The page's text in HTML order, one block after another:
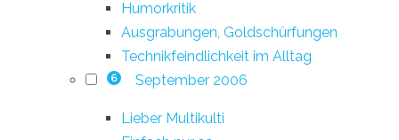
Humorkritik
Ausgrabungen, Goldschürfungen
Technikfeindlichkeit im Alltag
6 September 2006
Lieber Multikulti